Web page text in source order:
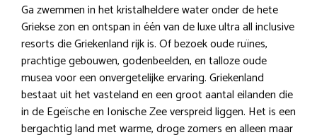
Ga zwemmen in het kristalheldere water onder de hete
Griekse zon en ontspan in één van de luxe ultra all inclusive
resorts die Griekenland rijk is. Of bezoek oude ruïnes,
prachtige gebouwen, godenbeelden, en talloze oude
musea voor een onvergetelijke ervaring. Griekenland
bestaat uit het vasteland en een groot aantal eilanden die
in de Egeïsche en Ionische Zee verspreid liggen. Het is een
bergachtig land met warme, droge zomers en alleen maar